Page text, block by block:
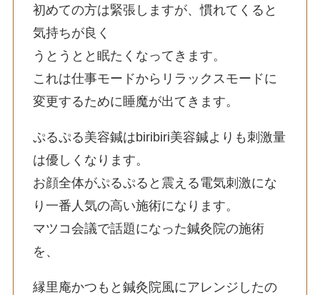
初めての方は緊張しますが、慣れてくると
気持ちが良く
うとうとと眠たくなってきます。
これは仕事モードからリラックスモードに
変更するために睡魔が出てきます。
ぷるぷる美容鍼はbiribiri美容鍼よりも刺激量
は優しくなります。
お顔全体がぷるぷると震える電気刺激にな
り一番人気の高い施術になります。
マツコ会議で話題になった鍼灸院の施術
を、
縁里庵かつもと鍼灸院風にアレンジしたの